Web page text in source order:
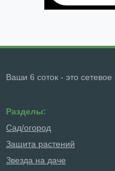
Ваши 6 соток - это
Разделы:
Сад/огород
Защита растений
Звезда на даче